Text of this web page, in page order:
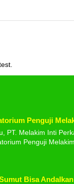
Penguji
PT. Melakim Inti
Penguji Melakim
Bisa